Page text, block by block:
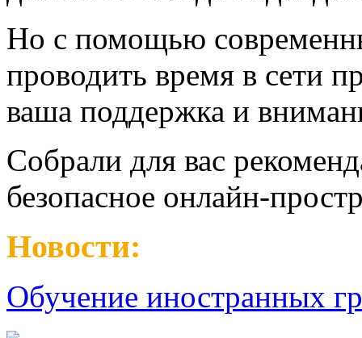
Но с помощью
проводить время в сети
ваша поддержка и
Собрали для вас
безопасное онлайн-
Новости:
Обучение иностранных